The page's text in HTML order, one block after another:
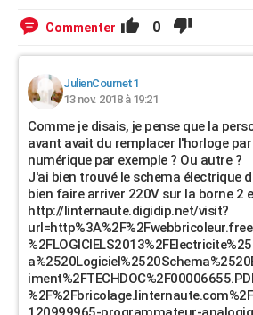
Commenter 0
JulienCournet1
13 nov. 2018 à 19:21
Comme je disais, je pense que la
avant avait du remplacer l'horloge
numérique par exemple ? Ou autre ?
J'ai bien trouvé le schema électrique
bien faire arriver 220V sur la borne 2
http://linternaute.digidip.net/visit?